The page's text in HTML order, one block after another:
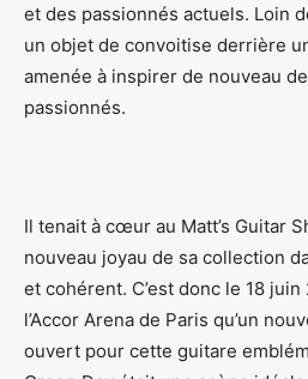
et des passionnés actuels. Loin
un objet de convoitise derrière
amenée à inspirer de nouveau
passionnés.
Il tenait à cœur au Matt’s Guitar
nouveau joyau de sa collection
et cohérent. C’est donc le 18
l’Accor Arena de Paris qu’un
ouvert pour cette guitare